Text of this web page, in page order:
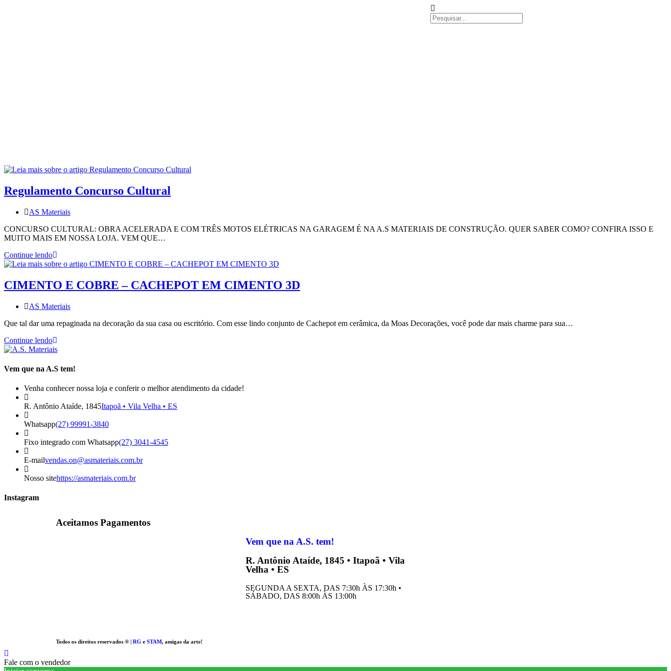
Regulamento Concurso Cultural
AS Materiais
CONCURSO CULTURAL: OBRA ACELERADA E COM TRÊS MOTOS ELÉTRICAS NA GARAGEM É NA A.S MATERIAIS DE CONSTRUÇÃO. QUER SABER COMO? CONFIRA ISSO E
MUITO MAIS EM NOSSA LOJA. VEM QUE…
Continue lendo
CIMENTO E COBRE – CACHEPOT EM CIMENTO 3D
AS Materiais
Que tal dar uma repaginada na decoração da sua casa ou escritório. Com esse lindo conjunto de Cachepot em cerâmica, da Moas Decorações, você pode dar mais charme para sua…
Continue lendo
Vem que na A.S tem!
Venha conhecer nossa loja e conferir o melhor atendimento da cidade!
R. Antônio Ataíde, 1845Itapoã • Vila Velha • ES
Whatsapp(27) 99991-3840
Fixo integrado com Whatsapp(27) 3041-4545
E-mailvendas.on@asmateriais.com.br
Nosso sitehttps://asmateriais.com.br
Instagram
Aceitamos Pagamentos
Vem que na A.S. tem!
R. Antônio Ataíde, 1845 • Itapoã • Vila
Velha • ES
SEGUNDA A SEXTA, DAS 7:30h ÀS 17:30h •
SÁBADO, DAS 8:00h ÀS 13:00h
Todos os direitos reservados ® | RG e STAM, amigas da arte!
Fale com o vendedor